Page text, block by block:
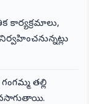
కార్యక్రమాలు,
తల్లి